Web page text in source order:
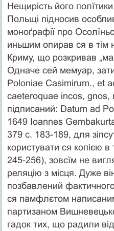
Нещирість його
Польщі підносив
моноґрафії про
иньшим опирав ся в тім
Криму, що розкривав
Одначе сей мемуар,
Poloniae Casimirum., et
caeteroquae inсоs, gnos,
підписаний: Datum ad
1649 Ioannes
379 c. 183-189, для
користувати ся копією
245-256), зовсїм не
реляцію з місця. Дуже
позбавлений
ся памфлєтом
партизаном
гадок тих, що радили